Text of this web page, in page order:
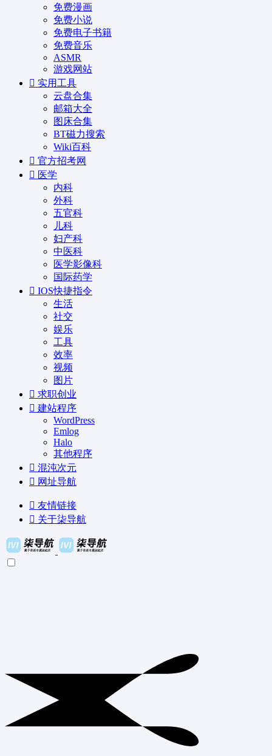
免费漫画
免费小说
免费电子书籍
免费音乐
ASMR
游戏网站
实用工具
云盘合集
邮箱大全
图床合集
BT磁力搜索
Wiki百科
官方招考网
医学
内科
外科
五官科
儿科
妇产科
中医科
医学影像科
国际药学
IOS快捷指令
生活
社交
娱乐
工具
效率
视频
图片
求职创业
建站程序
WordPress
Emlog
Halo
其他程序
混沌次元
网址导航
友情链接
关于柒导航